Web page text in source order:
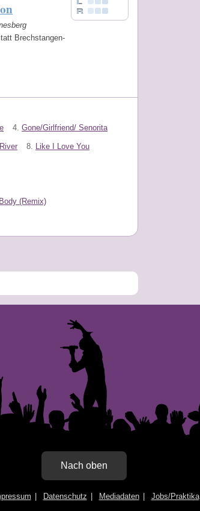
Brechstangen-
4. Gone/Girlfriend/ Senorita
8. Like I Love You
(Remix)
Speichern
Nach oben
Datenschutz Mediadaten Jobs/Praktika